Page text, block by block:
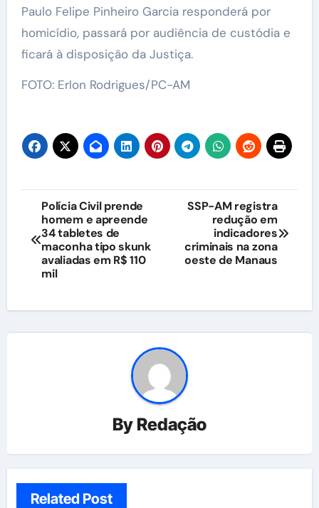
Paulo Felipe Pinheiro Garcia responderá por
homicídio, passará por audiência de custódia e
ficará à disposição da Justiça.
FOTO: Erlon Rodrigues/PC-AM
Navegação
de
Post
Polícia Civil prende
homem e apreende
34 tabletes de
maconha tipo skunk
avaliadas em R$ 110
mil
SSP-AM registra
redução em
indicadores
criminais na zona
oeste de Manaus
By Redação
Related Post